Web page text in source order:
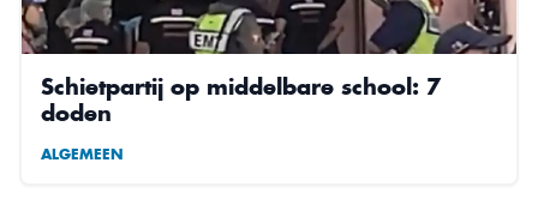
Schietpartij op middelbare school: 7
doden
ALGEMEEN